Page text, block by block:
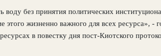
воду без принятия политических
этого жизненно важного для всех
в повестку дня пост-Киотского